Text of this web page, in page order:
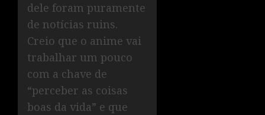
dele foram puramente
de notícias ruins.
Creio que o anime vai
trabalhar um pouco
com a chave de
“perceber as coisas
boas da vida” e que